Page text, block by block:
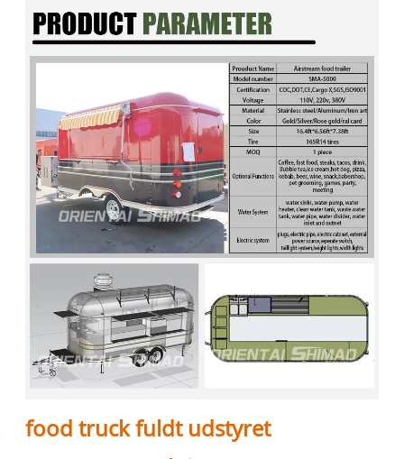
food truck fuldt udstyret